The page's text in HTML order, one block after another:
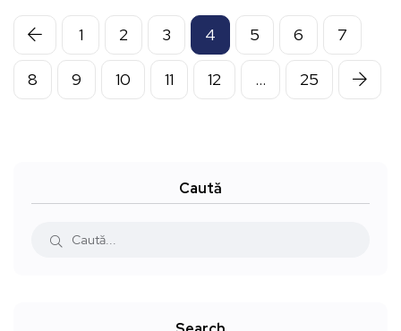
1 2 3 4 5 6 7
8 9 10 11 12 … 25
Caută